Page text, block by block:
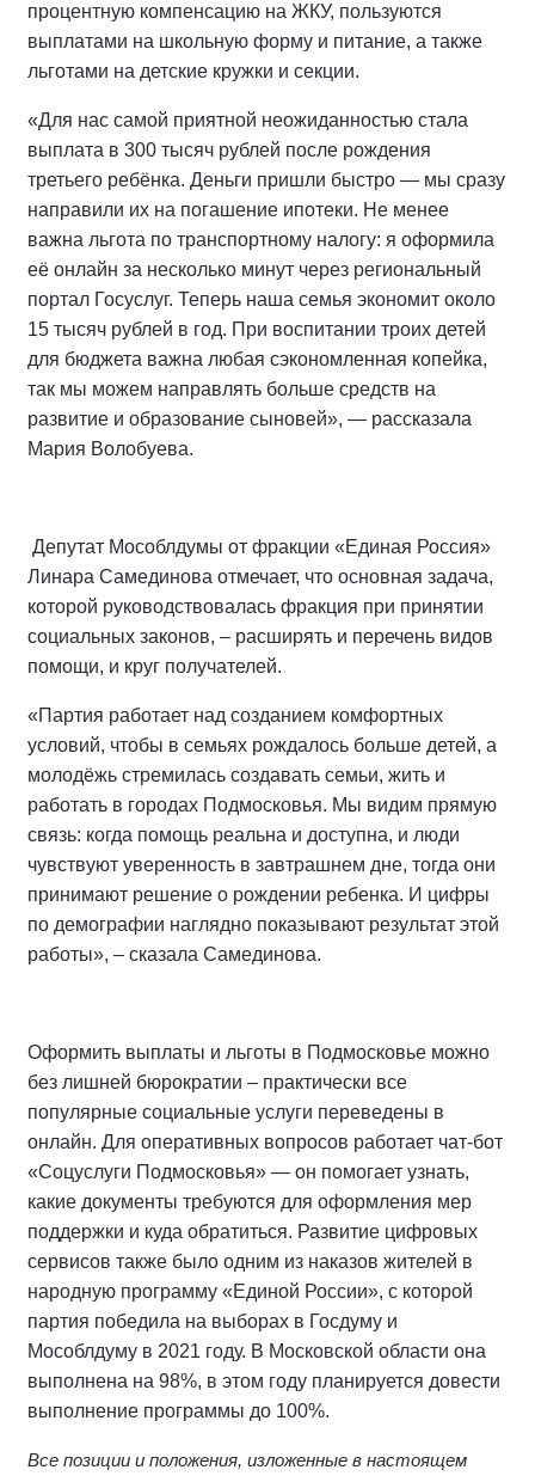
процентную компенсацию на ЖКУ, пользуются
выплатами на школьную форму и питание, а также
льготами на детские кружки и секции.
«Для нас самой приятной неожиданностью стала
выплата в 300 тысяч рублей после рождения
третьего ребёнка. Деньги пришли быстро — мы сразу
направили их на погашение ипотеки. Не менее
важна льгота по транспортному налогу: я оформила
её онлайн за несколько минут через региональный
портал Госуслуг. Теперь наша семья экономит около
15 тысяч рублей в год. При воспитании троих детей
для бюджета важна любая сэкономленная копейка,
так мы можем направлять больше средств на
развитие и образование сыновей», — рассказала
Мария Волобуева.
Депутат Мособлдумы от фракции «Единая Россия»
Линара Самединова отмечает, что основная задача,
которой руководствовалась фракция при принятии
социальных законов, – расширять и перечень видов
помощи, и круг получателей.
«Партия работает над созданием комфортных
условий, чтобы в семьях рождалось больше детей, а
молодёжь стремилась создавать семьи, жить и
работать в городах Подмосковья. Мы видим прямую
связь: когда помощь реальна и доступна, и люди
чувствуют уверенность в завтрашнем дне, тогда они
принимают решение о рождении ребенка. И цифры
по демографии наглядно показывают результат этой
работы», – сказала Самединова.
Оформить выплаты и льготы в Подмосковье можно
без лишней бюрократии – практически все
популярные социальные услуги переведены в
онлайн. Для оперативных вопросов работает чат-бот
«Соцуслуги Подмосковья» — он помогает узнать,
какие документы требуются для оформления мер
поддержки и куда обратиться. Развитие цифровых
сервисов также было одним из наказов жителей в
народную программу «Единой России», с которой
партия победила на выборах в Госдуму и
Мособлдуму в 2021 году. В Московской области она
выполнена на 98%, в этом году планируется довести
выполнение программы до 100%.
Все позиции и положения, изложенные в настоящем